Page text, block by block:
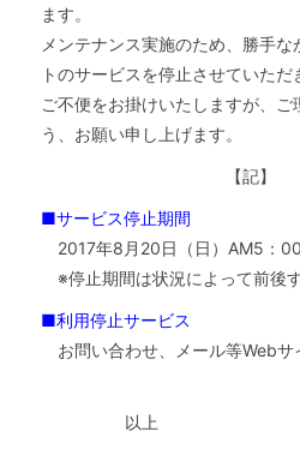
ます。
メンテナンス実施のため、勝手
トのサービスを停止させていただ
ご不便をお掛けいたしますが、ご
う、お願い申し上げます。
【記】
■サービス停止期間
2017年8月20日（日）AM5：
※停止期間は状況によって前後
■利用停止サービス
お問い合わせ、メール等Webサ
以上